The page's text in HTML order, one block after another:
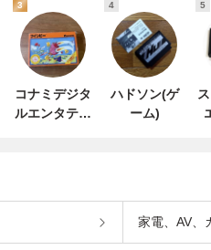
3
コナミデジタ
ルエンタテイ
4
ハドソン(ゲ
ーム)
5
家電、AV、